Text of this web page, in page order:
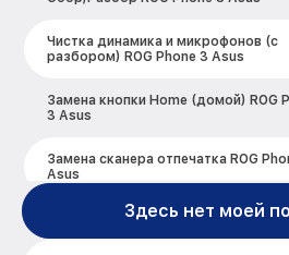
Чистка динамика и микрофонов (с
разбором) ROG Phone 3 Asus
Замена кнопки Home (домой) ROG
3 Asus
Замена сканера отпечатка ROG
Asus
Замена разъема зарядки (питания)
Здесь нет моей